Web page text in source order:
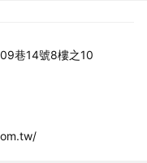
巷14號8樓之10